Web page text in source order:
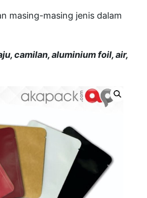
masing-masing jenis dalam
camilan, aluminium foil, air,